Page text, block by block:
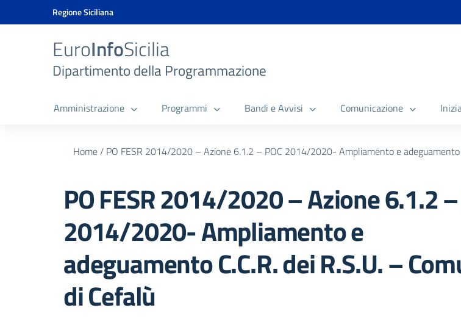
Vai ai contenuti
Vai al menu di navigazione
Vai al banner delle Cookie Policy
Regione Siciliana
EuroInfoSicilia
Dipartimento della Programmazione
Amministrazione Programmi Bandi e Avvisi Comunicazione
Home/ PO FESR 2014/2020 – Azione 6.1.2 – POC 2014/2020- Ampliamento e adeguamento
PO FESR 2014/2020 – Azione 6.1.2 –
2014/2020- Ampliamento e
adeguamento C.C.R. dei R.S.U. –
di Cefalù